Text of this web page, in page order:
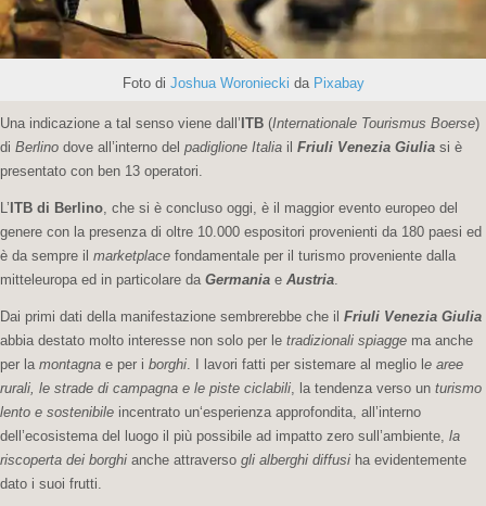
Foto di Joshua Woroniecki da Pixabay
Una indicazione a tal senso viene dall’ITB (Internationale Tourismus Boerse)
di Berlino dove all’interno del padiglione Italia il Friuli Venezia Giulia si è
presentato con ben 13 operatori.
L’ITB di Berlino , che si è concluso oggi, è il maggior evento europeo del
genere con la presenza di oltre 10.000 espositori provenienti da 180 paesi ed
è da sempre il marketplace fondamentale per il turismo proveniente dalla
mitteleuropa ed in particolare da Germania e Austria
Dai primi dati della manifestazione sembrerebbe che il Friuli Venezia Giulia
abbia destato molto interesse non solo per le tradizionali spiagge ma anche
per la montagna e per i borghi . I lavori fatti per sistemare al meglio le aree
rurali, le strade di campagna e le piste ciclabili , la tendenza verso un turismo
lento e sostenibile incentrato un‘esperienza approfondita, all’interno
dell’ecosistema del luogo il più possibile ad impatto zero sull’ambiente, la
riscoperta dei borghi anche attraverso gli alberghi diffusi ha evidentemente
dato i suoi frutti.